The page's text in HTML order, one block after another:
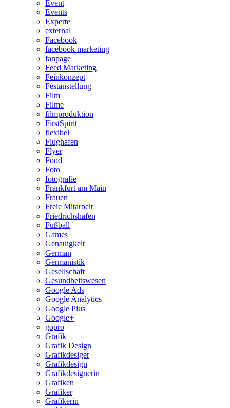
Event
Events
Experte
external
Facebook
facebook marketing
fanpage
Feed Marketing
Feinkonzept
Festanstellung
Film
Filme
filmproduktion
FirstSpirit
flexibel
Flughafen
Flyer
Food
Foto
fotografie
Frankfurt am Main
Frauen
Freie Mitarbeit
Friedrichshafen
Fußball
Games
Genauigkeit
German
Germanistik
Gesellschaft
Gesundheitswesen
Google Ads
Google Analytics
Google Plus
Google+
gopro
Grafik
Grafik Design
Grafikdesiger
Grafikdesign
Grafikdesignerin
Grafiken
Grafiker
Grafikerin